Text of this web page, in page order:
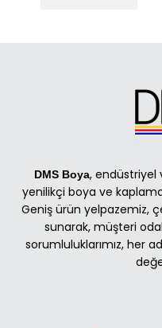
DMS Boya, endüstriyel
yenilikçi boya ve
Geniş ürün yelpazemiz,
sunarak, müşteri
sorumluluklarımız, her